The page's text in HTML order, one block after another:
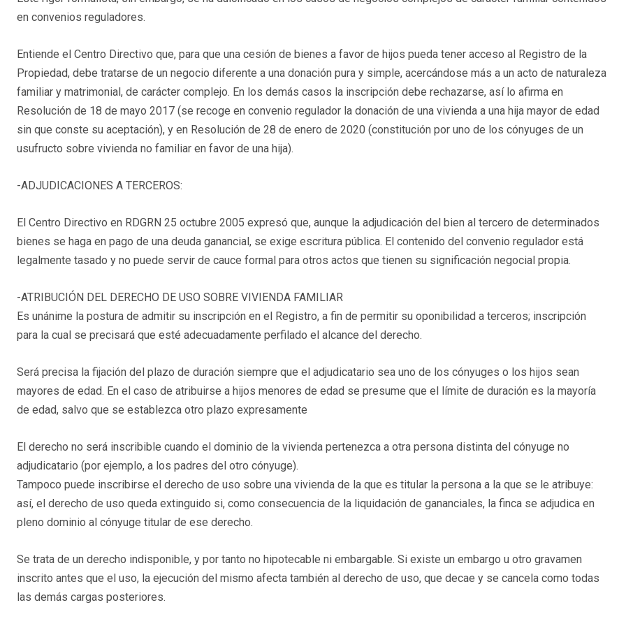
en convenios reguladores.
Entiende el Centro Directivo que, para que una cesión de bienes a favor de hijos pueda tener acceso al Registro de la
Propiedad, debe tratarse de un negocio diferente a una donación pura y simple, acercándose más a un acto de naturaleza
familiar y matrimonial, de carácter complejo. En los demás casos la inscripción debe rechazarse, así lo afirma en
Resolución de 18 de mayo 2017 (se recoge en convenio regulador la donación de una vivienda a una hija mayor de edad
sin que conste su aceptación), y en Resolución de 28 de enero de 2020 (constitución por uno de los cónyuges de un
usufructo sobre vivienda no familiar en favor de una hija).
-ADJUDICACIONES A TERCEROS:
El Centro Directivo en RDGRN 25 octubre 2005 expresó que, aunque la adjudicación del bien al tercero de determinados
bienes se haga en pago de una deuda ganancial, se exige escritura pública. El contenido del convenio regulador está
legalmente tasado y no puede servir de cauce formal para otros actos que tienen su significación negocial propia.
-ATRIBUCIÓN DEL DERECHO DE USO SOBRE VIVIENDA FAMILIAR
Es unánime la postura de admitir su inscripción en el Registro, a fin de permitir su oponibilidad a terceros; inscripción
para la cual se precisará que esté adecuadamente perfilado el alcance del derecho.
Será precisa la fijación del plazo de duración siempre que el adjudicatario sea uno de los cónyuges o los hijos sean
mayores de edad. En el caso de atribuirse a hijos menores de edad se presume que el límite de duración es la mayoría
de edad, salvo que se establezca otro plazo expresamente
El derecho no será inscribible cuando el dominio de la vivienda pertenezca a otra persona distinta del cónyuge no
adjudicatario (por ejemplo, a los padres del otro cónyuge).
Tampoco puede inscribirse el derecho de uso sobre una vivienda de la que es titular la persona a la que se le atribuye:
así, el derecho de uso queda extinguido si, como consecuencia de la liquidación de gananciales, la finca se adjudica en
pleno dominio al cónyuge titular de ese derecho.
Se trata de un derecho indisponible, y por tanto no hipotecable ni embargable. Si existe un embargo u otro gravamen
inscrito antes que el uso, la ejecución del mismo afecta también al derecho de uso, que decae y se cancela como todas
las demás cargas posteriores.